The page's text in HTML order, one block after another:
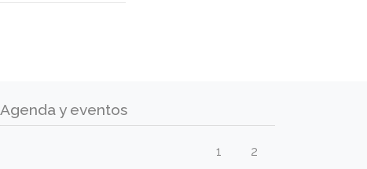
Agenda y eventos
1
2